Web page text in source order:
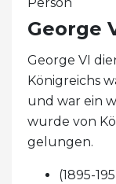
George
George VI
Königreichs
und war ein
wurde von
gelungen.
(1895-